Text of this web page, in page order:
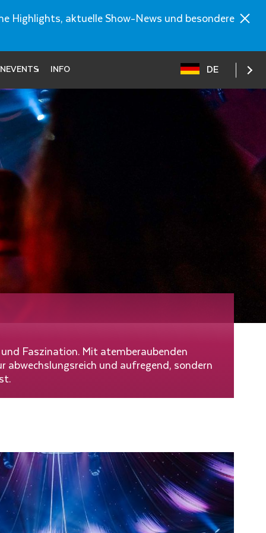
Highlights, aktuelle Show-News und besondere
INFO DE
Faszination. Mit atemberaubenden
abwechslungsreich und aufregend, sondern